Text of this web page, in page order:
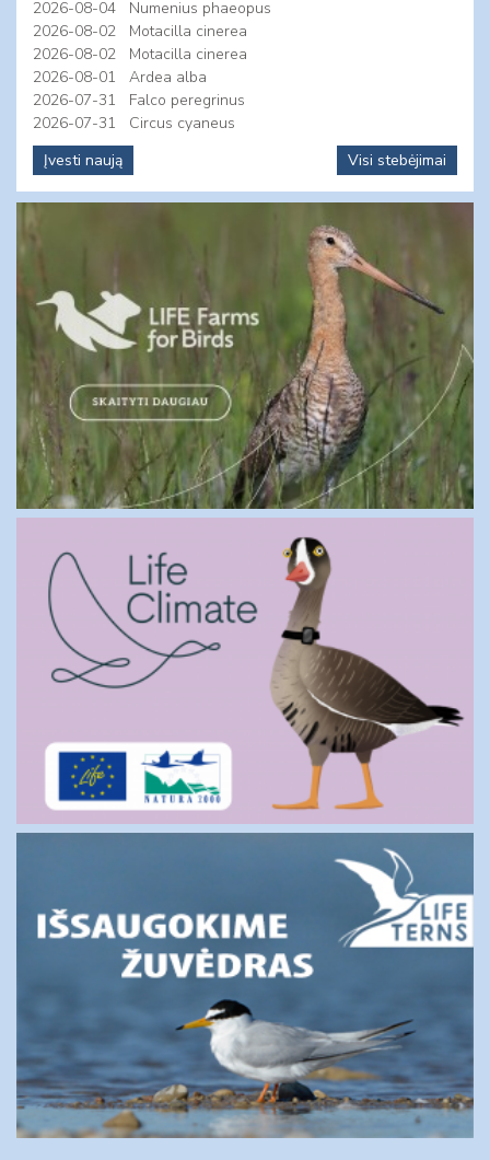
2026-08-04
Numenius phaeopus
2026-08-02
Motacilla cinerea
2026-08-02
Motacilla cinerea
2026-08-01
Ardea alba
2026-07-31
Falco peregrinus
2026-07-31
Circus cyaneus
Įvesti naują
Visi stebėjimai